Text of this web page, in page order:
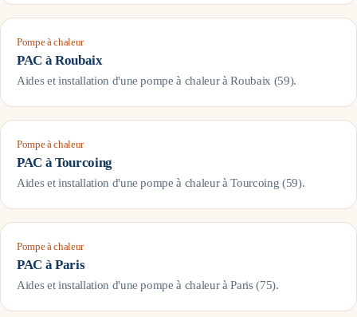
Pompe à chaleur
PAC àRoubaix
Aides et installation d'une pompe à chaleur àRoubaix (59).
Pompe à chaleur
PAC àTourcoing
Aides et installation d'une pompe à chaleur àTourcoing (59).
Pompe à chaleur
PAC àParis
Aides et installation d'une pompe à chaleur àParis(75).